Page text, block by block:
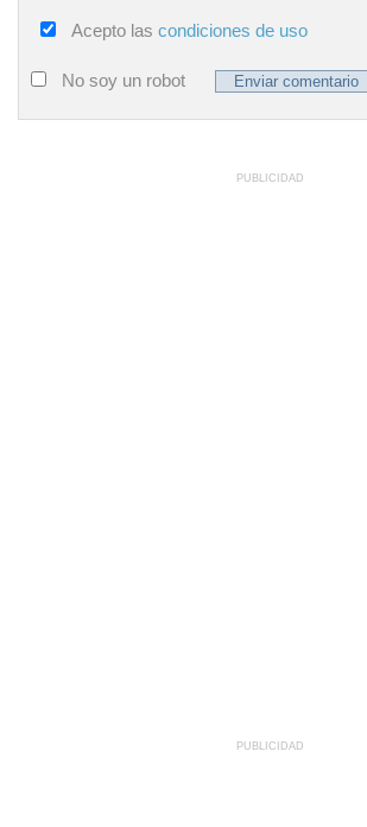
Acepto las condiciones de uso
No soy un robot
PUBLICIDAD
PUBLICIDAD